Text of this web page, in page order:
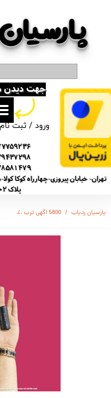
ورود /ثبت
حساب کاربری من
تغییر گذر واژه
سفارشات
خروج از حساب کاربری
پلاک 202
جهت دیدن
پارسیان ردیاب 5800 اگهی ترب